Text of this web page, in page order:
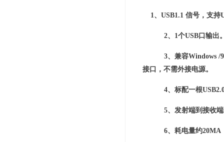
1、USB1.1 信号，支持
2、1个USB口输出
3、兼容Windows /
接口，不需外接电源。
4、标配一根
5、发射端到接收端
6、耗电量约20MA